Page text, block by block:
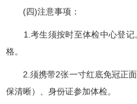
(四)注意事项：
1.考生须按时至体检中心登记
格。
2.须携带2张一寸红底免冠正面
保清晰）、身份证参加体检。